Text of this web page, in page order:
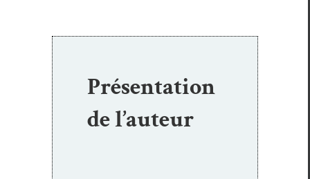
Présentation
de l’auteur